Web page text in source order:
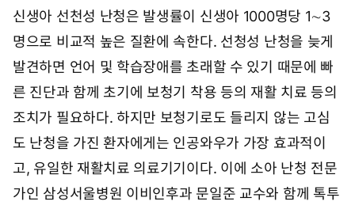
신생아 선천성 난청은 발생률이 신생아 1000명당 1∼3
명으로 비교적 높은 질환에 속한다. 선청성 난청을 늦게
발견하면 언어 및 학습장애를 초래할 수 있기 때문에 빠
른 진단과 함께 초기에 보청기 착용 등의 재활 치료 등의
조치가 필요하다. 하지만 보청기로도 들리지 않는 고심
도 난청을 가진 환자에게는 인공와우가 가장 효과적이
고, 유일한 재활치료 의료기기이다. 이에 소아 난청 전문
가인 삼성서울병원 이비인후과 문일준 교수와 함께 톡투